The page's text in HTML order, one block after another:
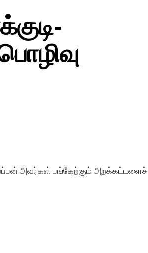
அவர்கள் பங்கேற்கும் அறக்கட்டளைச்